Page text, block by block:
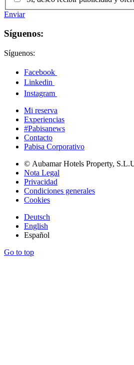
Enviar
Síguenos:
Síguenos:
Facebook
Linkedin
Instagram
Mi reserva
Experiencias
#Pabisanews
Contacto
Pabisa Corporativo
© Aubamar Hotels Property,
Nota Legal
Privacidad
Condiciones generales
Cookies
Deutsch
English
Español
Go to top